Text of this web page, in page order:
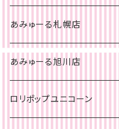
あみゅーる札幌店
あみゅーる旭川店
ロリポップユニコーン